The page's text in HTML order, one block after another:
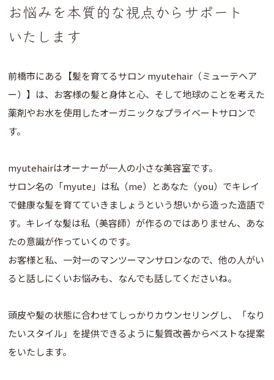
お悩みを本質的な視点からサポート
いたします
前橋市にある【髪を育てるサロン myutehair（ミューテヘア
ー）】は、お客様の髪と身体と心、そして地球のことを考えた
薬剤やお水を使用したオーガニックなプライベートサロンで
す。
myutehairはオーナーが一人の小さな美容室です。
サロン名の「myute」は私（me）とあなた（you）でキレイ
で健康な髪を育てていきましょうという想いから造った造語で
す。キレイな髪は私（美容師）が作るのではありません、あな
たの意識が作っていくのです。
お客様と私、一対一のマンツーマンサロンなので、他の人がい
ると話しにくいお悩みも、なんでも話してくださいね。
頭皮や髪の状態に合わせてしっかりカウンセリングし、「なり
たいスタイル」を提供できるように髪質改善からベストな提案
をいたします。